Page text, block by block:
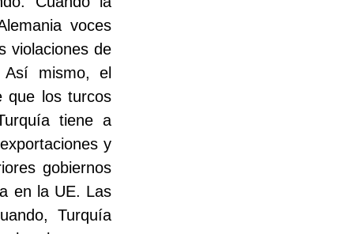
voces
violaciones de
mismo, el
que los turcos
tiene a
y
gobiernos
en la UE. Las
Turquía